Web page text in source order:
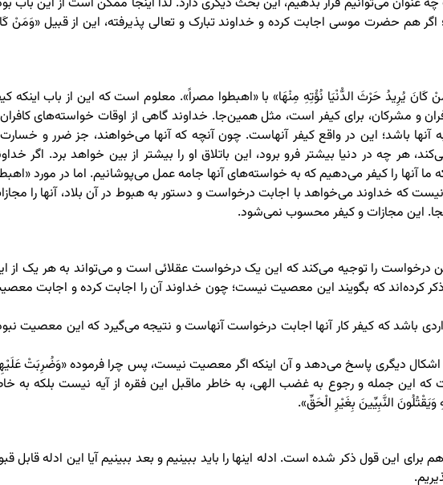
هم حضرت موسی اجابت کرده و خداوند تبارک و تعالی پذیرفته، این از قبیل «وَمَنْ
یُرِیدُ حَرْثَ الدُّنْیَا نُؤْتِهِ مِنْهَا» با «اهبطوا مصراً». معلوم است که این از باب اینکه
و مشرکان، برای کیفر است، مثل همین‌جا. خداوند گاهی از اوقات خواسته‌های
آنها باشد؛ این در واقع کیفر آنهاست. چون آنچه که آنها می‌خواهند، جز ضرر و
هر چه در دنیا بیشتر فرو برود، این باتلاق او را بیشتر از بین خواهد برد. اگر
ما آنها را کیفر می‌دهیم که به خواسته‌های آنها جامه عمل می‌پوشانیم. اما در مورد
که خداوند می‌خواهد با اجابت درخواست و دستور به هبوط در آن بلاد، آنها را
این مجازات و کیفر محسوب نمی‌شود.
درخواست را توجیه می‌کند که این یک درخواست عقلائی است و می‌تواند به هر یک از
کرده‌اند که بگویند این معصیت نیست؛ چون خداوند آن را اجابت کرده و اجابت
باشد که کیفر کار آنها اجابت درخواست آنهاست و نتیجه می‌گیرد که این معصیت
اشکال دیگری پاسخ می‌دهد و آن اینکه اگر معصیت نیست، پس چرا فرموده «وَضُرِبَتْ
که این جمله و رجوع به غضب الهی، به خاطر ماقبل این فقره از آیه نیست بلکه به
النَّبِیِّینَ بِغَیْرِ الْحَقِّ».
این قول ذکر شده است. ادله اینها را باید ببینیم و بعد ببینیم آیا این ادله قابل